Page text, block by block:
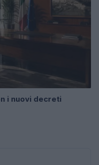
i nuovi decreti